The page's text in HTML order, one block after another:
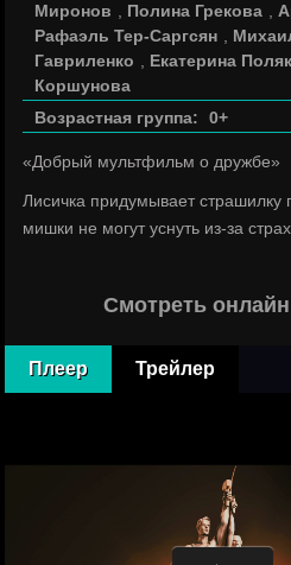
Миронов
Полина Грекова
Рафаэль Тер-Саргсян
Гавриленко
Екатерина
Коршунова
Возрастная группа:
0+
«Добрый мультфильм о дружбе»
Лисичка придумывает
мишки не могут уснуть из-за
Смотреть
Плеер Трейлер